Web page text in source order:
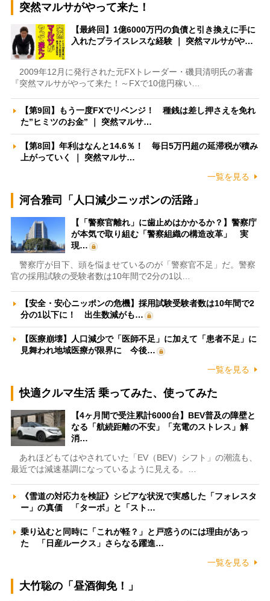
突然マルサがやって来た！
【最終回】1億6000万円の負債と引き換えに手に
入れたプライスレスな経験 ｜ 突然マルサがや…
2009年12月に発行された元FXトレーダー・磯貝清明氏の著書
『突然マルサがやって来た！～FXで10億円稼い…
【第9回】もう一度FXでリベンジ！ 種銭は差し押さえを免れ
た”ヒミツのお金” ｜ 突然マルサ…
【第8回】年利はなんと14.6％！ 毎日5万円超の延滞税が積み
上がっていく ｜ 突然マルサ…
一覧を見る
河合雅司「人口減少ニッポンの活路」
【「警察官離れ」に歯止めはかかるか？】警察庁
が本気で取り組む「警察組織の構造改革」 実
現…
警察庁が目下、頭を悩ませているのが「警察官不足」だ。警察
官の採用試験の受験者数は10年間で2分の1以…
【安全・安心ニッポンの危機】採用試験受験者数は10年間で2
分の1以下に！ 出生数減がも…
【医療崩壊】人口減少で「医師不足」に加えて「患者不足」に
見舞われ地域医療が限界に 今後…
一覧を見る
快適クルマ生活 乗ってみた、使ってみた
【4ヶ月間で受注累計6000台】BEV普及の障壁と
なる「航続距離の不安」「充電のストレス」解
消…
あれほどもてはやされていた「EV（BEV）シフト」の潮流も、
最近では減速基調になっているように見える。…
《雪道の対応力を検証》シビアな状況で実感した「フォレスタ
ー」の真価 「ターボ」と「スト…
乗り込むと同時に「これが軽？」と戸惑うのには理由があっ
た 「日産ルークス」さらなる躍進…
一覧を見る
大竹聡の「昼酒御免！」